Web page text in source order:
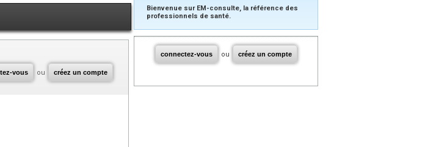
vous ou créez un compte
Bienvenue sur EM-consulte, la référence des
professionnels de santé.
connectez-vous ou créez un compte